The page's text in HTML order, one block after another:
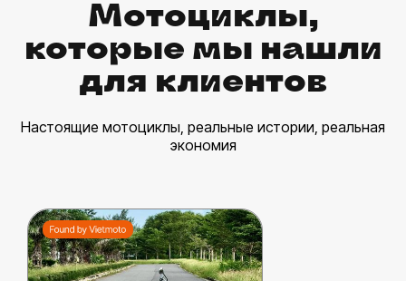
Мотоциклы,
которые мы нашли
для клиентов
Настоящие мотоциклы, реальные истории, реальная
экономия